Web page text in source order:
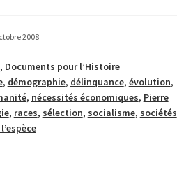
2008
, Documents pour l’Histoire
, dé­mo­graphie, délin­quance, évolution,
, nécessités économiques, Pierre
, races, sélection, socialisme, sociétés